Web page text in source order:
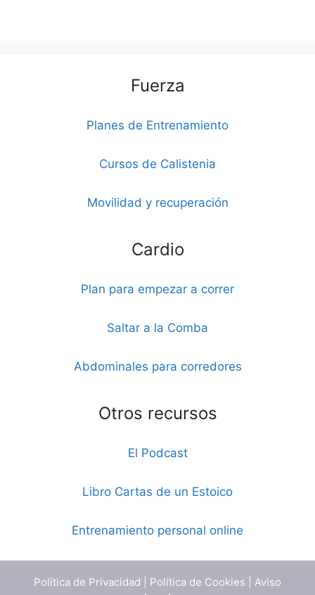
Fuerza
Planes de Entrenamiento
Cursos de Calistenia
Movilidad y recuperación
Cardio
Plan para empezar a correr
Saltar a la Comba
Abdominales para corredores
Otros recursos
El Podcast
Libro Cartas de un Estoico
Entrenamiento personal online
Política de Privacidad Política de Cookies
Aviso